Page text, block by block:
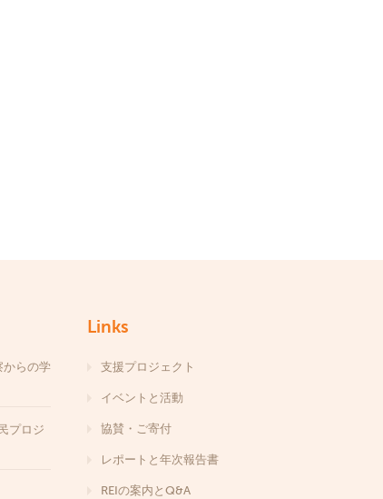
からの学
プロジ
Links
支援プロジェクト
イベントと活動
協賛・ご寄付
レポートと年次報告書
REIの案内とQ&A